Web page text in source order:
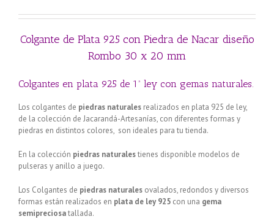
Colgante de Plata 925 con Piedra de Nacar diseño
Rombo 30 x 20 mm
Colgantes en plata 925 de 1ª ley con gemas naturales.
Los colgantes de piedras naturales realizados en plata 925 de ley,
de la colección de Jacarandá-Artesanías, con diferentes formas y
piedras en distintos colores, son ideales para tu tienda.
En la colección piedras naturalestienes disponible modelos de
pulseras y anillo a juego.
Los Colgantes de piedras naturales ovalados, redondos y diversos
formas están realizados en plata de ley 925 con una gema
semipreciosatallada.